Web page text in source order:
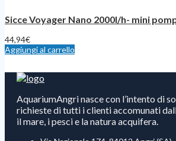
Sicce Voyager Nano 2000l/h- mini
44,94€
Aggiungi al carrello
AquariumAngri nasce con l’intento di
richieste di tutti i clienti accomunati
il mare, i pesci e la natura acquifera.